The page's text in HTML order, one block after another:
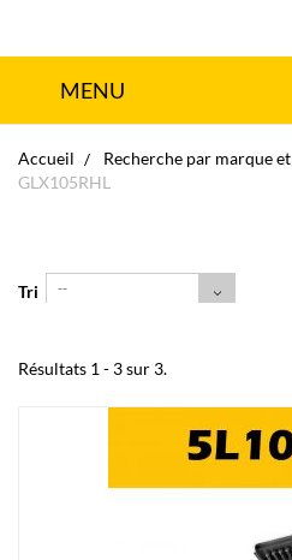
MENU
Accueil Recherche par marque
GLX105RHL
Tri --
Résultats 1 - 3 sur 3.